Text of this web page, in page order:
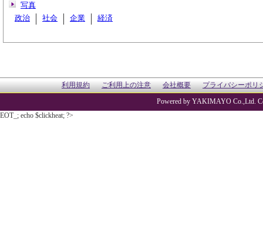
写真
政治
社会 企業 経済
利用規約 ご利用上の注意 会社概要 プライバシーポリ
Powered by YAKIMAYO Co.,Ltd.
EOT_; echo $clickheat; ?>